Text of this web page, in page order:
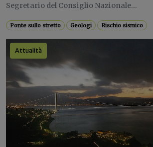
Segretario del Consiglio Nazionale...
Ponte sullo stretto Geologi Rischio sismico
Attualità